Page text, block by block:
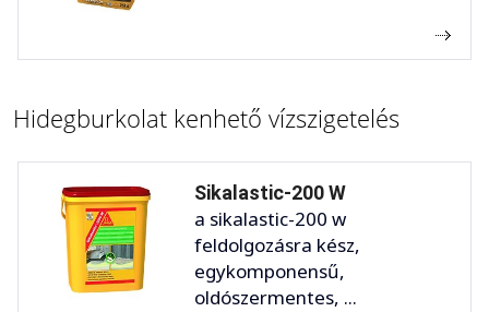
Hidegburkolat kenhető vízszigetelés
Sikalastic-200 W
a sikalastic-200 w
feldolgozásra kész,
egykomponensű,
oldószermentes, ...